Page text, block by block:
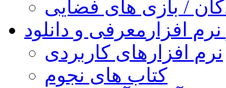
/ بازی های فضایی
افزار معرفی و دانلود
نرم افزارهای کاربردی
کتاب های نجوم